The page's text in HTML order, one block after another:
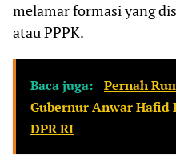
melamar formasi yang
atau PPPK.
Baca juga:
Pernah
Gubernur Anwar Hafid
DPR RI